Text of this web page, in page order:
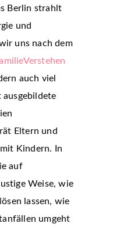
Berlin strahlt
und
uns nach dem
auch viel
ausgebildete
Eltern und
Kindern. In
auf
Weise, wie
lassen, wie
umgeht